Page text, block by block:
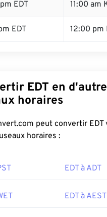
EDT 11:00 am
EDT 12:00 pm
EDT en
horaires
peut convertir EDT
horaires :
EDT à ADT
EDT à AEST